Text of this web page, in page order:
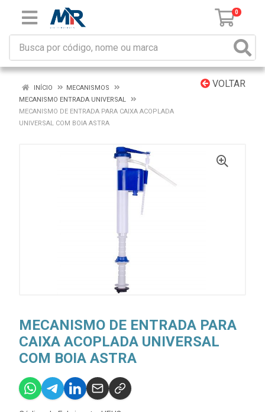
0
VOLTAR
INÍCIO
MECANISMOS
MECANISMO ENTRADA UNIVERSAL
MECANISMO DE ENTRADA PARA CAIXA ACOPLADA
UNIVERSAL COM BOIA ASTRA
MECANISMO DE ENTRADA PARA
CAIXA ACOPLADA UNIVERSAL
COM BOIA ASTRA